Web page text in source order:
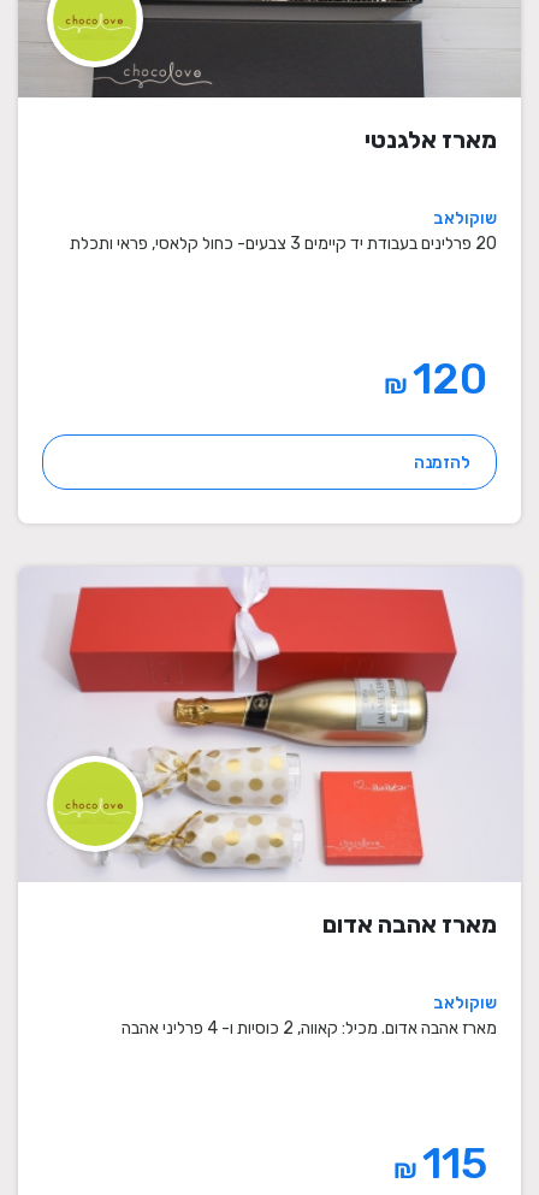
מארז אלגנטי
שוקולאב
20 פרלינים בעבודת יד קיימים 3 צבעים- כחול קלאסי, פראי ותכלת
₪
להזמנה
מארז אהבה אדום
שוקולאב
מארז אהבה אדום. מכיל: קאווה, 2 כוסיות ו- 4 פרליני אהבה
₪